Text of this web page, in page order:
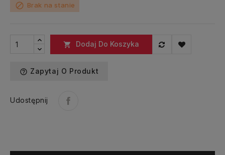
block Brak na stanie
 Dodaj Do Koszyka
help_outline Zapytaj O Produkt
Udostępnij